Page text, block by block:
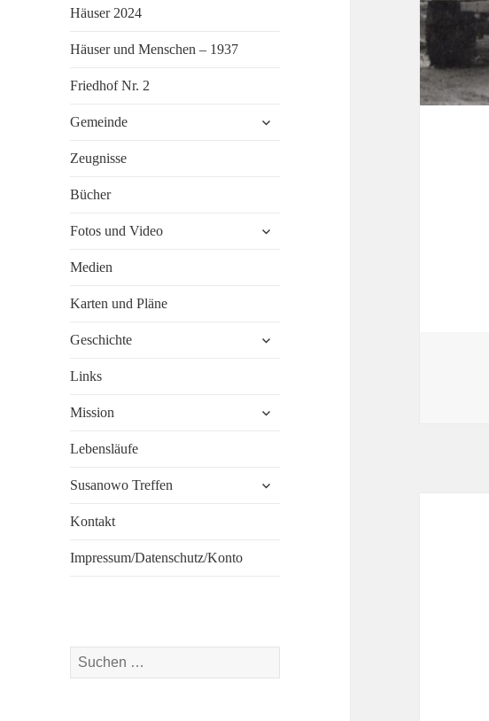
Häuser 2024
Häuser und Menschen – 1937
Friedhof Nr. 2
Gemeinde
öffnen
Zeugnisse
Bücher
Fotos und Video
öffnen
Medien
Karten und Pläne
Geschichte
öffnen
Links
Mission
öffnen
Lebensläufe
Susanowo Treffen
öffnen
Kontakt
Impressum/Datenschutz/Konto
Suchen
nach: